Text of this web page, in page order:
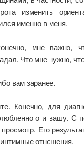
изменить
именно в меня.
мне важно,
Что мне нужно,
вам заранее.
Конечно, для
и вашу. С
просмотр. Его
отношения.